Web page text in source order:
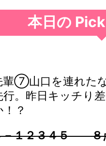
本日の
輩⑦山口を連れた
行。昨日キッチり
？
－１２３４５ ８